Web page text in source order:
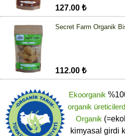
127.00 ₺
Secret Farm Organik
112.00 ₺
Ekoorganik
organik
Organik
kimyasal girdi